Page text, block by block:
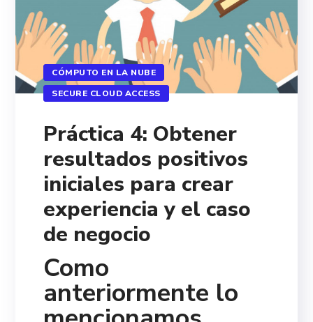
CÓMPUTO EN LA NUBE
SECURE CLOUD ACCESS
Práctica 4: Obtener
resultados positivos
iniciales para crear
experiencia y el caso
de negocio
Como
anteriormente lo